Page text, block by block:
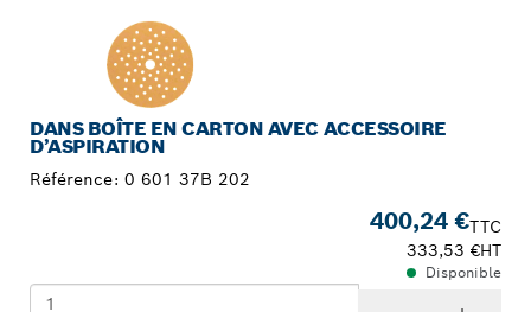
DANS BOÎTE EN CARTON AVEC ACCESSOIRE
D’ASPIRATION
Référence: 0 601 37B 202
400,24 €TTC
333,53 €HT
Disponible